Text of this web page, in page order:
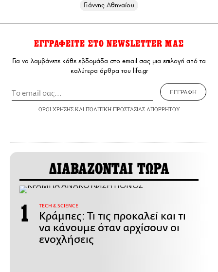
Γιάννης Αθηναίου
ΕΓΓΡΑΦΕΙΤΕ ΣΤΟ NEWSLETTER ΜΑΣ
Για να λαμβάνετε κάθε εβδομάδα στο email σας μια επιλογή από τα
καλύτερα άρθρα του lifo.gr
ΕΓΓΡΑΦΗ
ΟΡΟΙ ΧΡΗΣΗΣΚΑΙ ΠΟΛΙΤΙΚΗ ΠΡΟΣΤΑΣΙΑΣ ΑΠΟΡΡΗΤΟΥ
ΔΙΑΒΑΖΟΝΤΑΙ ΤΩΡΑ
ΤECH & SCIENCE
Κράμπες: Τι τις προκαλεί και τι
να κάνουμε όταν αρχίσουν οι
ενοχλήσεις